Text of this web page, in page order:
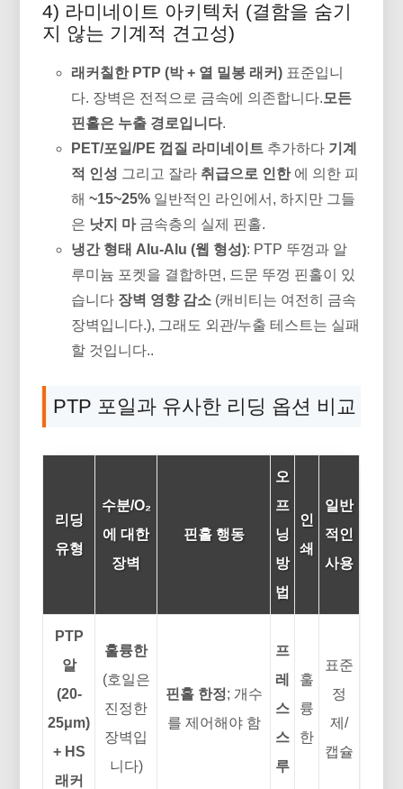
4) 라미네이트 아키텍처 (결함을 숨기
지 않는 기계적 견고성)
래커칠한 PTP (박 + 열 밀봉 래커) 표준입니
다. 장벽은 전적으로 금속에 의존합니다.모든
핀홀은 누출 경로입니다.
PET/포일/PE 껍질 라미네이트 추가하다 기계
적 인성 그리고 잘라 취급으로 인한에 의한 피
해~15~25% 일반적인 라인에서, 하지만 그들
은 낫지 마금속층의 실제 핀홀.
냉간 형태 Alu-Alu (웹 형성): PTP 뚜껑과 알
루미늄 포켓을 결합하면, 드문 뚜껑 핀홀이 있
습니다 장벽 영향 감소 (캐비티는 여전히 금속
장벽입니다.), 그래도 외관/누출 테스트는 실패
할 것입니다..
PTP 포일과 유사한 리딩 옵션 비교
리딩
유형
수분/O₂
에 대한
장벽
핀홀 행동
오
프
닝
방
법
인
쇄
일반
적인
사용
PTP
알
(20-
25μm)
+ HS
래커
훌륭한
(호일은
진정한
장벽입
니다)
핀홀 한정; 개수
를 제어해야 함
프
레
스
스
루
훌
륭
한
표준
정
제/
캡슐